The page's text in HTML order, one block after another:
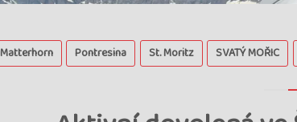
Matterhorn Pontresina St. Moritz SVATÝ MOŘIC